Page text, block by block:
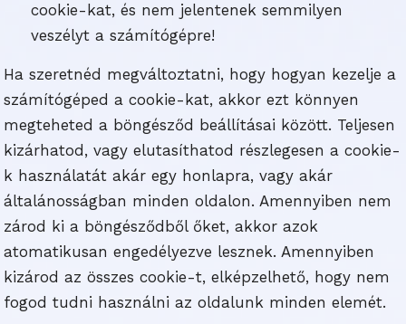
cookie-kat, és nem jelentenek semmilyen
veszélyt a számítógépre!
Ha szeretnéd megváltoztatni, hogy hogyan kezelje a
számítógéped a cookie-kat, akkor ezt könnyen
megteheted a böngésződ beállításai között. Teljesen
kizárhatod, vagy elutasíthatod részlegesen a cookie-
k használatát akár egy honlapra, vagy akár
általánosságban minden oldalon. Amennyiben nem
zárod ki a böngésződből őket, akkor azok
atomatikusan engedélyezve lesznek. Amennyiben
kizárod az összes cookie-t, elképzelhető, hogy nem
fogod tudni használni az oldalunk minden elemét.